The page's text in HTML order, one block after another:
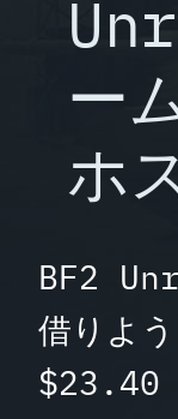
ー
ホ
BF2
借りよ
$23.40